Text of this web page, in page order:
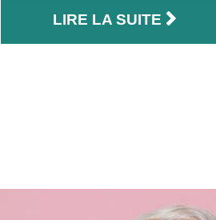
LIRE LA SUITE